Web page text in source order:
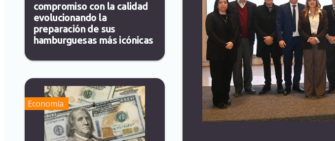
compromiso con la calidad
evolucionando la
preparación de sus
hamburguesas más icónicas
Economía